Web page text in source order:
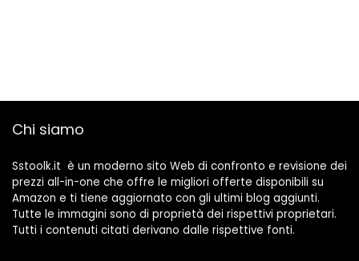
Chi siamo
Sstoolk.it è un moderno sito Web di confronto e revisione dei
prezzi all-in-one che offre le migliori offerte disponibili su
Amazon e ti tiene aggiornato con gli ultimi blog aggiunti.
Tutte le immagini sono di proprietà dei rispettivi proprietari.
Tutti i contenuti citati derivano dalle rispettive fonti.